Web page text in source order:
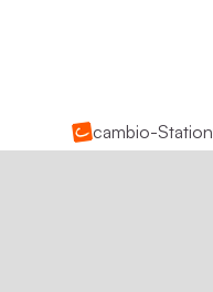
cambio-Station